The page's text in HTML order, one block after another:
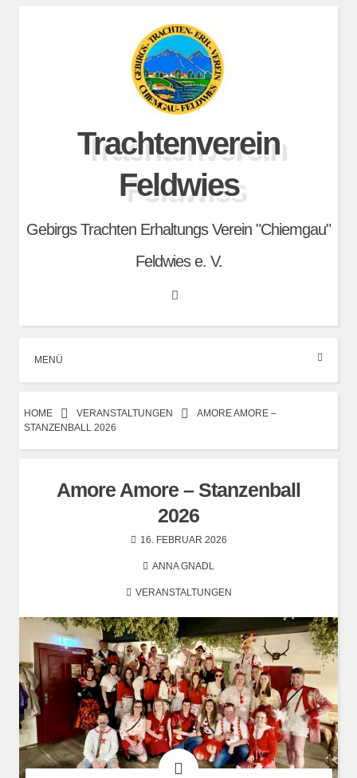
Trachtenverein
Feldwies
Gebirgs Trachten Erhaltungs Verein "Chiemgau"
Feldwies e. V.
Search
MENÜ
HOME VERANSTALTUNGEN
AMORE AMORE –
STANZENBALL 2026
Amore Amore – Stanzenball
2026
16. FEBRUAR 2026
ANNA GNADL
VERANSTALTUNGEN